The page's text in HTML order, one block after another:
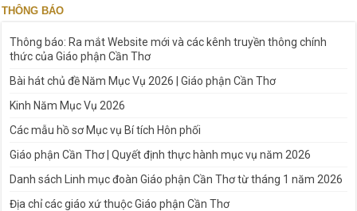
THÔNG BÁO
Thông báo: Ra mắt Website mới và các kênh truyền thông chính
thức của Giáo phận Cần Thơ
Bài hát chủ đề Năm Mục Vụ 2026 | Giáo phận Cần Thơ
Kinh Năm Mục Vụ 2026
Các mẫu hồ sơ Mục vụ Bí tích Hôn phối
Giáo phận Cần Thơ | Quyết định thực hành mục vụ năm 2026
Danh sách Linh mục đoàn Giáo phận Cần Thơ từ tháng 1 năm 2026
Địa chỉ các giáo xứ thuộc Giáo phận Cần Thơ